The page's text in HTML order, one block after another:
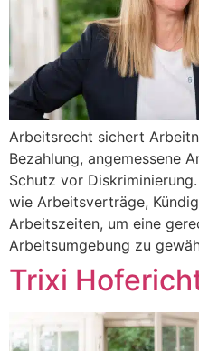
Arbeitsrecht sichert
Bezahlung, angemessene
Schutz vor
wie Arbeitsverträge,
Arbeitszeiten, um eine
Arbeitsumgebung zu
Trixi